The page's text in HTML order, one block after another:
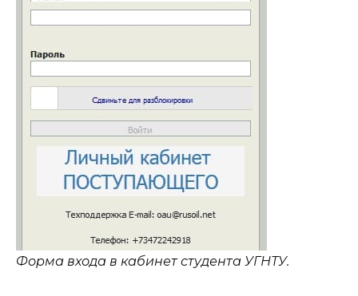
Форма входа в кабинет студента УГНТУ.